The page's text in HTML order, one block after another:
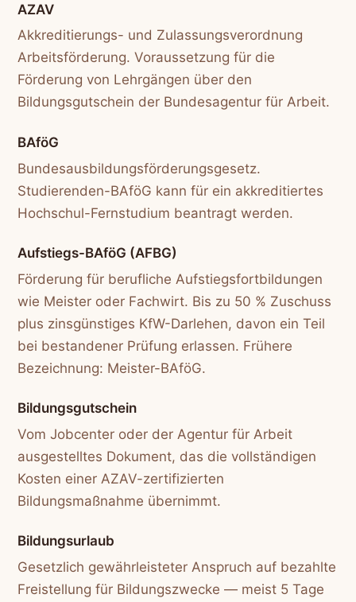
AZAV
Akkreditierungs- und Zulassungsverordnung
Arbeitsförderung. Voraussetzung für die
Förderung von Lehrgängen über den
Bildungsgutschein der Bundesagentur für Arbeit.
BAföG
Bundesausbildungsförderungsgesetz.
Studierenden-BAföG kann für ein akkreditiertes
Hochschul-Fernstudium beantragt werden.
Aufstiegs-BAföG (AFBG)
Förderung für berufliche Aufstiegsfortbildungen
wie Meister oder Fachwirt. Bis zu 50 % Zuschuss
plus zinsgünstiges KfW-Darlehen, davon ein Teil
bei bestandener Prüfung erlassen. Frühere
Bezeichnung: Meister-BAföG.
Bildungsgutschein
Vom Jobcenter oder der Agentur für Arbeit
ausgestelltes Dokument, das die vollständigen
Kosten einer AZAV-zertifizierten
Bildungsmaßnahme übernimmt.
Bildungsurlaub
Gesetzlich gewährleisteter Anspruch auf bezahlte
Freistellung für Bildungszwecke — meist 5 Tage